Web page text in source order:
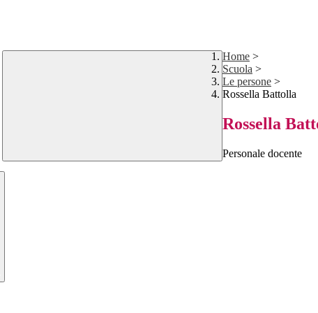
Home >
Scuola >
Le persone >
Rossella Battolla
Rossella
Personale docente